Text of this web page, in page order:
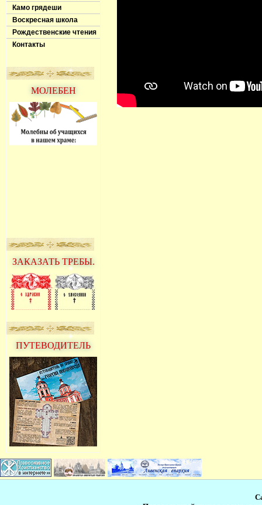
Камо грядеши
Воскресная школа
Рождественские чтения
Контакты
МОЛЕБЕН
ЗАКАЗАТЬ ТРЕБЫ.
ПУТЕВОДИТЕЛЬ